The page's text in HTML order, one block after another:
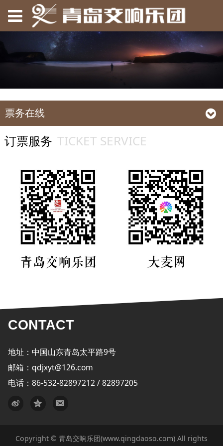
票务在线
订票服务 TICKET SERVICE
CONTACT
地址：中国山东青岛太平路9号
邮箱：qdjxyt@126.com
电话：86-532-82897212 / 82897205
Copyright © 青岛交响乐团(www.qingdaoso.com) All rights